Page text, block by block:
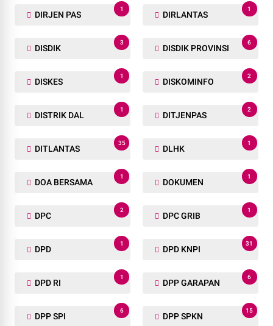
DIRJEN PAS
1
DIRLANTAS
1
DISDIK
3
DISDIK PROVINSI
6
DISKES
1
DISKOMINFO
2
DISTRIK DAL
1
DITJENPAS
2
DITLANTAS
35
DLHK
1
DOA BERSAMA
1
DOKUMEN
1
DPC
2
DPC GRIB
1
DPD
1
DPD KNPI
31
DPD RI
1
DPP GARAPAN
6
DPP SPI
6
DPP SPKN
15